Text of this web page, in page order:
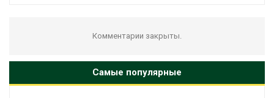
Комментарии закрыты.
Самые популярные